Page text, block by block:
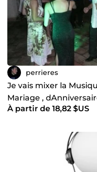
perrieres
Je vais mixer la
Mariage ,
À partir de 18,82 $US